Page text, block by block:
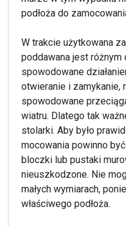
podłoża do
W trakcie użytkowana
poddawana jest różnym
spowodowane
otwieranie i zamykanie,
spowodowane
wiatru. Dlatego tak
stolarki. Aby było
mocowania powinno
bloczki lub pustaki
nieuszkodzone. Nie
małych wymiarach,
właściwego podłoża.